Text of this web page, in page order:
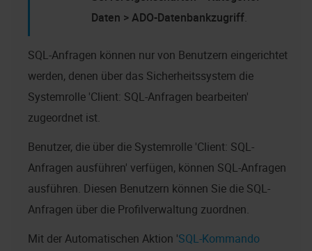
Daten > ADO-Datenbankzugriff.
SQL-Anfragen können nur von Benutzern eingerichtet
werden, denen über das Sicherheitssystem die
Systemrolle 'Client: SQL-Anfragen bearbeiten'
zugeordnet ist.
Benutzer, die über die Systemrolle 'Client: SQL-
Anfragen ausführen' verfügen, können SQL-Anfragen
ausführen. Diesen Benutzern können Sie die SQL-
Anfragen über die Profilverwaltung zuordnen.
Mit der Automatischen Aktion 'SQL-Kommando